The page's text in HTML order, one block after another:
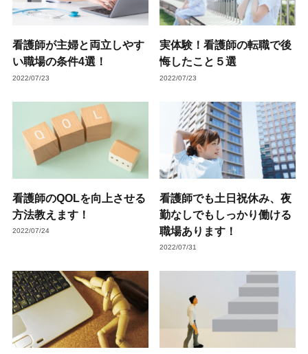
看護師が主婦と両立しやす
い職場の条件4選！
2022/07/23
実体験！看護師の転職で後
悔したこと５選
2022/07/23
看護師のQOLを向上させる
方法教えます！
2022/07/24
看護師でも土日祝休み、夜
勤なしでもしっかり働ける
職場あります！
2022/07/31